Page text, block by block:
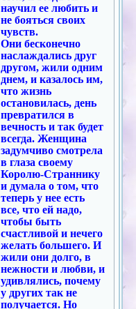
научил ее любить и
не бояться своих
чувств.
Они бесконечно
наслаждались друг
другом, жили одним
днем, и казалось им,
что жизнь
остановилась, день
превратился в
вечность и так будет
всегда. Женщина
задумчиво смотрела
в глаза своему
Королю-Страннику
и думала о том, что
теперь у нее есть
все, что ей надо,
чтобы быть
счастливой и нечего
желать большего. И
жили они долго, в
нежности и любви, и
удивлялись, почему
у других так не
получается. Но